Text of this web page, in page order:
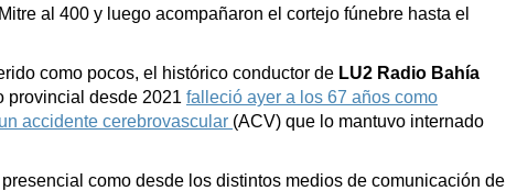
Loterías
Fúnebres
Edictos
Teléfonos de urgencia
al 400 y luego acompañaron el cortejo fúnebre hasta el
como pocos, el histórico conductor de LU2 Radio Bahía
provincial desde 2021 falleció ayer a los 67 años como
accidente cerebrovascular (ACV) que lo mantuvo internado
presencial como desde los distintos medios de comunicación de